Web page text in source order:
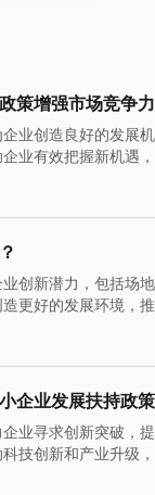
策增强市场竞争
业创造良好的发展
业有效把握新机遇
创新潜力，包括场
更好的发展环境，
企业发展扶持政
业寻求创新突破，
技创新和产业升级